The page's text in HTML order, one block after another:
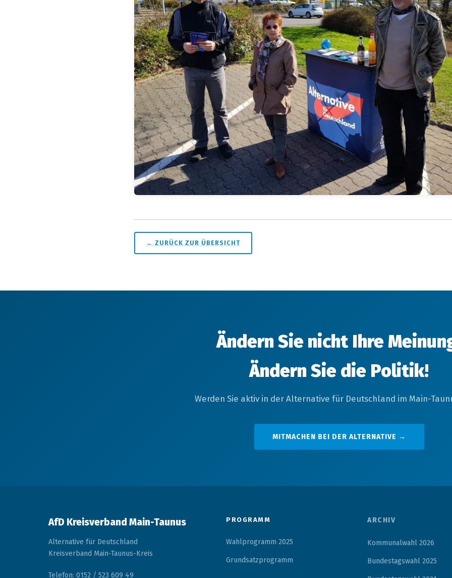
← ZURÜCK ZUR ÜBERSICHT
Ändern Sie nicht Ihre
Ändern Sie die Politik!
Werden Sie aktiv in der Alternative für Deutschland im Main-
MITMACHEN BEI DER ALTERNATIVE →
AfD Kreisverband Main-Taunus
Alternative für Deutschland
Kreisverband Main-Taunus-Kreis
Telefon: 0152 / 523 609 49
PROGRAMM
Wahlprogramm 2025
Grundsatzprogramm
ARCHIV
Kommunalwahl 2026
Bundestagswahl 2025